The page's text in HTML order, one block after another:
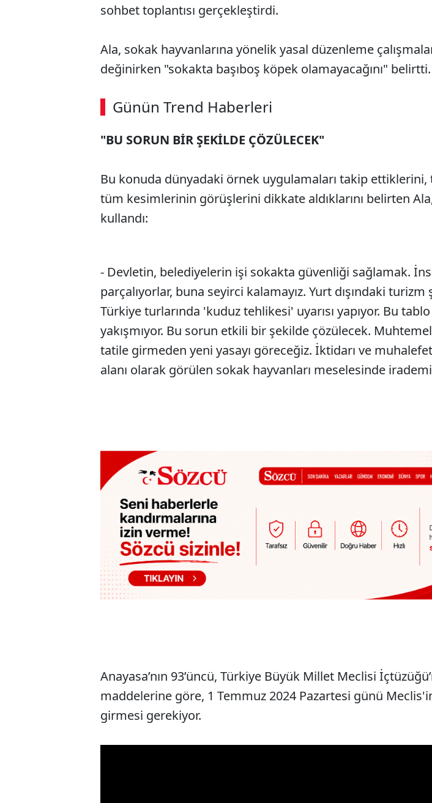
sohbet toplantısı gerçekleştirdi.
Ala, sokak hayvanlarına yönelik yasal düzenleme
değinirken "sokakta başıboş köpek olamayacağını" belirtti.
Günün Trend Haberleri
SÖZCÜ SON DAKİKA
"BU SORUN BİR ŞEKİLDE ÇÖZÜLECEK"
Bu konuda dünyadaki örnek uygulamaları takip
tüm kesimlerinin görüşlerini dikkate aldıklarını belirten
kullandı:
- Devletin, belediyelerin işi sokakta güvenliği sağlamak.
parçalıyorlar, buna seyirci kalamayız. Yurt dışındaki
Türkiye turlarında 'kuduz tehlikesi' uyarısı yapıyor. Bu
yakışmıyor. Bu sorun etkili bir şekilde çözülecek.
tatile girmeden yeni yasayı göreceğiz. İktidarı ve
alanı olarak görülen sokak hayvanları meselesinde
Anayasa’nın 93’üncü, Türkiye Büyük Millet Meclisi
maddelerine göre, 1 Temmuz 2024 Pazartesi günü
girmesi gerekiyor.